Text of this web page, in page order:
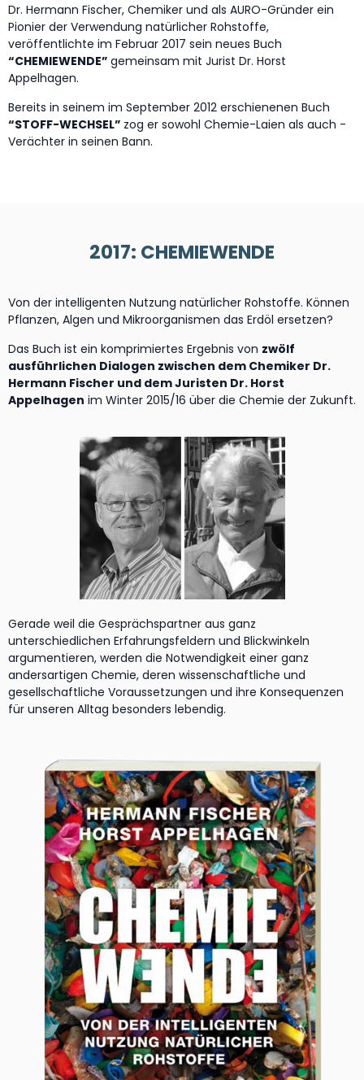
Dr. Hermann Fischer, Chemiker und als AURO-Gründer ein
Pionier der Verwendung natürlicher Rohstoffe,
veröffentlichte im Februar 2017 sein neues Buch
“CHEMIEWENDE” gemeinsam mit Jurist Dr. Horst
Appelhagen.
Bereits in seinem im September 2012 erschienenen Buch
“STOFF-WECHSEL” zog er sowohl Chemie-Laien als auch -
Verächter in seinen Bann.
2017: CHEMIEWENDE
Von der intelligenten Nutzung natürlicher Rohstoffe. Können
Pflanzen, Algen und Mikroorganismen das Erdöl ersetzen?
Das Buch ist ein komprimiertes Ergebnis von zwölf
ausführlichen Dialogen zwischen dem Chemiker Dr.
Hermann Fischer und dem Juristen Dr. Horst
Appelhagen im Winter 2015/16 über die Chemie der Zukunft.
Gerade weil die Gesprächspartner aus ganz
unterschiedlichen Erfahrungsfeldern und Blickwinkeln
argumentieren, werden die Notwendigkeit einer ganz
andersartigen Chemie, deren wissenschaftliche und
gesellschaftliche Voraussetzungen und ihre Konsequenzen
für unseren Alltag besonders lebendig.